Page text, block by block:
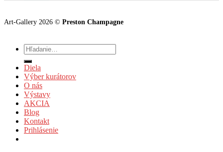
Art-Gallery 2026 © Preston Champagne
Hľadať:
Diela
Výber kurátorov
O nás
Výstavy
AKCIA
Blog
Kontakt
Prihlásenie